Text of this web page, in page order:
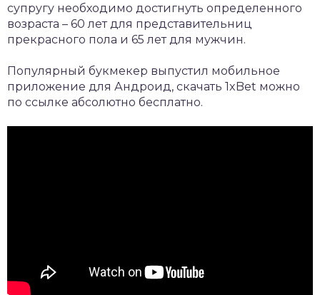
супругу необходимо достигнуть определенного
возраста – 60 лет для представительниц
прекрасного пола и 65 лет для мужчин.
Популярный букмекер выпустил мобильное
приложение для Андроид, скачать 1xBet можно
по ссылке абсолютно бесплатно.